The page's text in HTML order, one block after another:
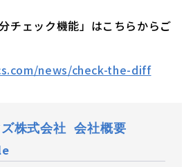
チェック機能」はこちらからご
news/check-the-diff
株式会社 会社概要